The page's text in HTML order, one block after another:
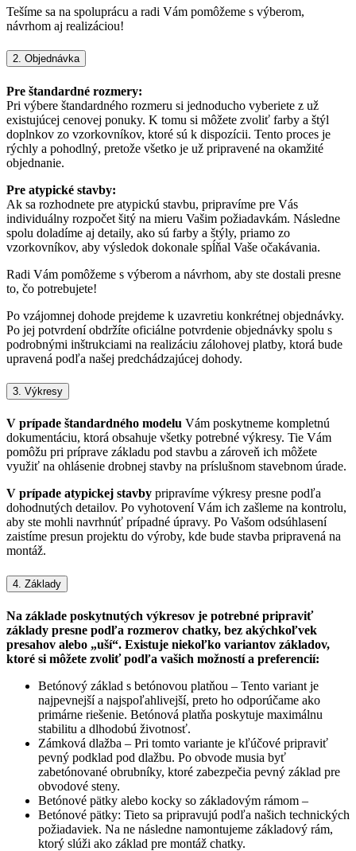
Tešíme sa na spoluprácu a radi Vám pomôžeme s výberom,
návrhom aj realizáciou!
2. Objednávka
Pre štandardné rozmery:
Pri výbere štandardného rozmeru si jednoducho vyberiete z už
existujúcej cenovej ponuky. K tomu si môžete zvoliť farby a štýl
doplnkov zo vzorkovníkov, ktoré sú k dispozícii. Tento proces je
rýchly a pohodlný, pretože všetko je už pripravené na okamžité
objednanie.
Pre atypické stavby:
Ak sa rozhodnete pre atypickú stavbu, pripravíme pre Vás
individuálny rozpočet šitý na mieru Vašim požiadavkám. Následne
spolu doladíme aj detaily, ako sú farby a štýly, priamo zo
vzorkovníkov, aby výsledok dokonale spĺňal Vaše očakávania.
Radi Vám pomôžeme s výberom a návrhom, aby ste dostali presne
to, čo potrebujete!
Po vzájomnej dohode prejdeme k uzavretiu konkrétnej objednávky.
Po jej potvrdení obdržíte oficiálne potvrdenie objednávky spolu s
podrobnými inštrukciami na realizáciu zálohovej platby, ktorá bude
upravená podľa našej predchádzajúcej dohody.
3. Výkresy
V prípade štandardného modelu Vám poskytneme kompletnú
dokumentáciu, ktorá obsahuje všetky potrebné výkresy. Tie Vám
pomôžu pri príprave základu pod stavbu a zároveň ich môžete
využiť na ohlásenie drobnej stavby na príslušnom stavebnom úrade.
V prípade atypickej stavby pripravíme výkresy presne podľa
dohodnutých detailov. Po vyhotovení Vám ich zašleme na kontrolu,
aby ste mohli navrhnúť prípadné úpravy. Po Vašom odsúhlasení
zaistíme presun projektu do výroby, kde bude stavba pripravená na
montáž.
4. Základy
Na základe poskytnutých výkresov je potrebné pripraviť
základy presne podľa rozmerov chatky, bez akýchkoľvek
presahov alebo „uší“. Existuje niekoľko variantov základov,
ktoré si môžete zvoliť podľa vašich možností a preferencií:
Betónový základ s betónovou platňou – Tento variant je
najpevnejší a najspoľahlivejší, preto ho odporúčame ako
primárne riešenie. Betónová platňa poskytuje maximálnu
stabilitu a dlhodobú životnosť.
Zámková dlažba – Pri tomto variante je kľúčové pripraviť
pevný podklad pod dlažbu. Po obvode musia byť
zabetónované obrubníky, ktoré zabezpečia pevný základ pre
obvodové steny.
Betónové pätky alebo kocky so základovým rámom –
Betónové pätky: Tieto sa pripravujú podľa našich technických
požiadaviek. Na ne následne namontujeme základový rám,
ktorý slúži ako základ pre montáž chatky.